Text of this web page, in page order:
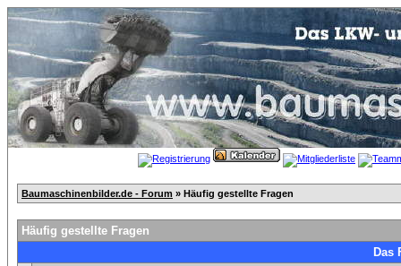
Baumaschinenbilder.de - Forum » Häufig gestellte Fragen
Häufig gestellte Fragen
Das